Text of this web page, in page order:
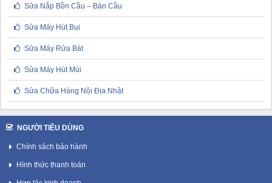
Sửa Nắp Bồn Cầu – Bàn Cầu
Sửa Máy Hút Bụi
Sửa Máy Rửa Bát
Sửa Máy Hút Mùi
Sửa Chữa Hàng Nội Địa Nhật
NGƯỜI TIÊU DÙNG
Chính sách bảo hành
Hình thức thanh toán